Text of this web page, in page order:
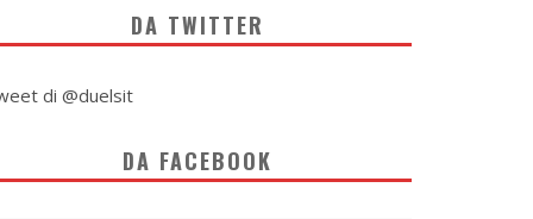
DA TWITTER
di @duelsit
DA FACEBOOK